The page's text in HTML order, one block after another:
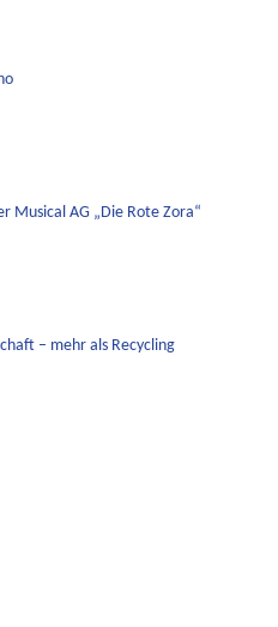
Musical AG „Die Rote Zora“
– mehr als Recycling